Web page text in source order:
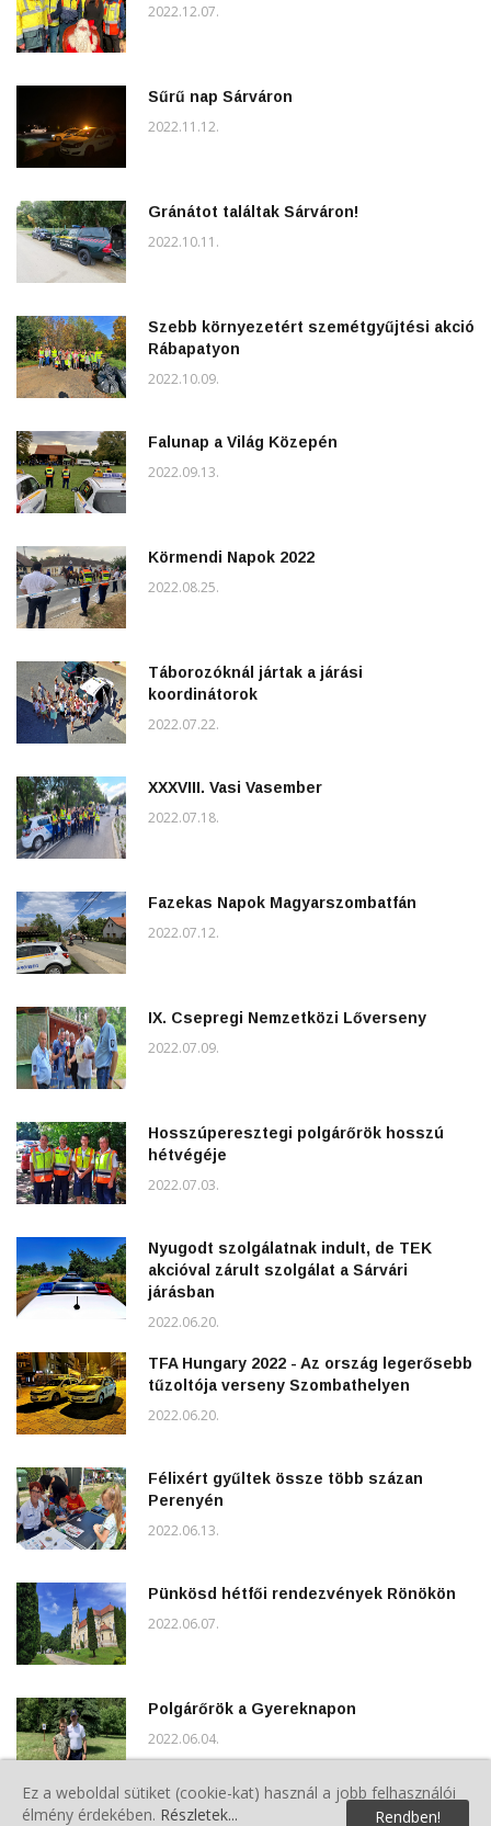
2022.12.07.
Sűrű nap Sárváron
2022.11.12.
Gránátot találtak Sárváron!
2022.10.11.
Szebb környezetért szemétgyűjtési akció
Rábapatyon
2022.10.09.
Falunap a Világ Közepén
2022.09.13.
Körmendi Napok 2022
2022.08.25.
Táborozóknál jártak a járási
koordinátorok
2022.07.22.
XXXVIII. Vasi Vasember
2022.07.18.
Fazekas Napok Magyarszombatfán
2022.07.12.
IX. Csepregi Nemzetközi Lőverseny
2022.07.09.
Hosszúperesztegi polgárőrök hosszú
hétvégéje
2022.07.03.
Nyugodt szolgálatnak indult, de TEK
akcióval zárult szolgálat a Sárvári
járásban
2022.06.20.
TFA Hungary 2022 - Az ország legerősebb
tűzoltója verseny Szombathelyen
2022.06.20.
Félixért gyűltek össze több százan
Perenyén
2022.06.13.
Pünkösd hétfői rendezvények Rönökön
2022.06.07.
Polgárőrök a Gyereknapon
2022.06.04.
Ez a weboldal sütiket (cookie-kat) használ a jobb felhasználói
élmény érdekében. Részletek... Rendben!